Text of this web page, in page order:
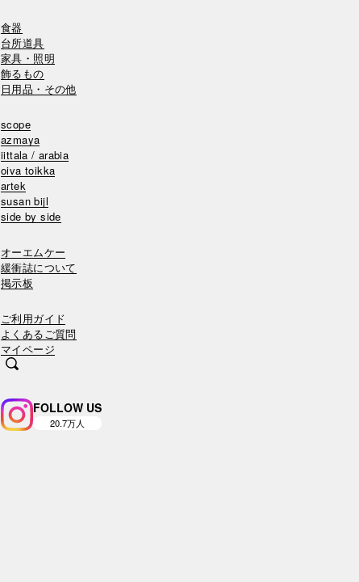
食器
台所道具
家具・照明
飾るもの
日用品・その他
scope
azmaya
iittala / arabia
oiva toikka
artek
susan bijl
side by side
オーエムケー
緩衝誌について
掲示板
ご利用ガイド
よくあるご質問
マイページ
FOLLOW US